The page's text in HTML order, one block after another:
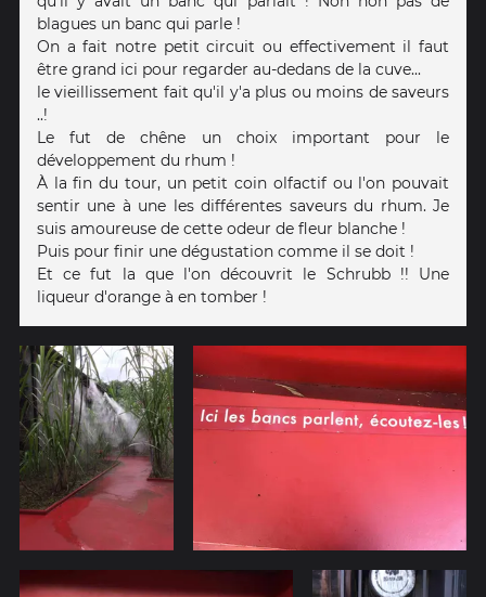
blagues un banc qui parle !
On a fait notre petit circuit ou effectivement il faut
être grand ici pour regarder au-dedans de la cuve...
le vieillissement fait qu'il y'a plus ou moins de saveurs
..!
Le fut de chêne un choix important pour le
développement du rhum !
À la fin du tour, un petit coin olfactif ou l'on pouvait
sentir une à une les différentes saveurs du rhum. Je
suis amoureuse de cette odeur de fleur blanche !
Puis pour finir une dégustation comme il se doit !
Et ce fut la que l'on découvrit le Schrubb !! Une
liqueur d'orange à en tomber !